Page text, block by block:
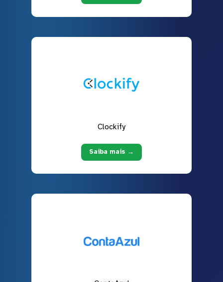
Clockify
Saiba mais →